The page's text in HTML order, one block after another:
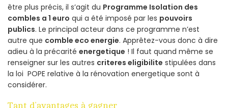
être plus précis, il s’agit du Programme Isolation des
combles a 1 euro qui a été imposé par les pouvoirs
publics. Le principal acteur dans ce programme n’est
autre que comble eco energie. Apprêtez-vous donc à dire
adieu à la précarité energetique ! Il faut quand même se
renseigner sur les autres criteres eligibilite stipulées dans
la loi POPE relative à la rénovation energetique sont à
considérer.
Tant d’avantages à gagner